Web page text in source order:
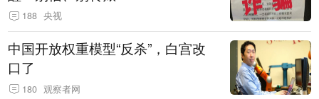
188 央视
中国开放权重模型“反杀”，白宫改
口了
180 观察者网